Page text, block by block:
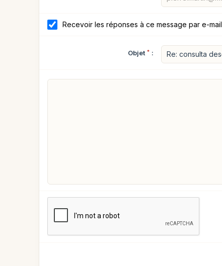
Recevoir les réponses à ce message par e-mail
Objet * :